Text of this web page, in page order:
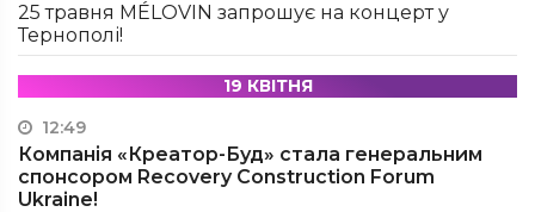
25 травня MÉLOVIN запрошує на концерт у
Тернополі!
19 КВІТНЯ
12:49
Компанія «Креатор-Буд» стала генеральним
спонсором Recovery Construction Forum
Ukraine!